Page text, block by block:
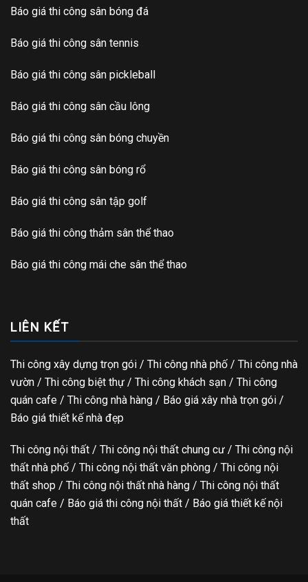
Báo giá thi công sân bóng đá
Báo giá thi công sân tennis
Báo giá thi công sân pickleball
Báo giá thi công sân cầu lông
Báo giá thi công sân bóng chuyền
Báo giá thi công sân bóng rổ
Báo giá thi công sân tập golf
Báo giá thi công thảm sân thể thao
Báo giá thi công mái che sân thể thao
LIÊN KẾT
Thi công xây dựng trọn gói / Thi công nhà phố / Thi công nhà
vườn / Thi công biệt thự / Thi công khách sạn / Thi công
quán cafe / Thi công nhà hàng / Báo giá xây nhà trọn gói /
Báo giá thiết kế nhà đẹp
Thi công nội thất / Thi công nội thất chung cư / Thi công nội
thất nhà phố / Thi công nội thất văn phòng / Thi công nội
thất shop / Thi công nội thất nhà hàng / Thi công nội thất
quán cafe / Báo giá thi công nội thất / Báo giá thiết kế nội
thất